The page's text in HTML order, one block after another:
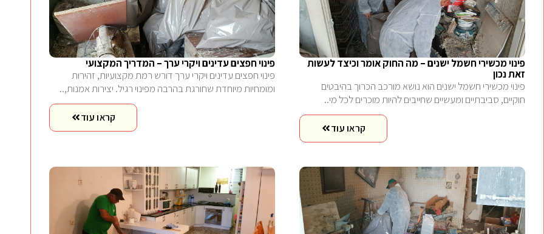
פינוי מכשירי חשמל ישנים – מה החוק אומר וכיצד לעשות
זאת נכון
פינוי מכשירי חשמל ישנים הוא נושא מורכב הכרוך בהיבטים
חוקיים, סביבתיים ומעשיים שחייבים להיות מוכרים לכל מי..
קראו עוד
פינוי חפצים עדינים ויקרי ערך – המדריך המקצועי
פינוי חפצים עדינים ויקרי ערך דורש רמת מקצועיות, זהירות
ומומחיות מיוחדת שחורגת בהרבה מפינוי רגיל. יצירות אמנות,..
קראו עוד